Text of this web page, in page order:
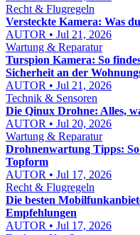
Recht & Flugregeln
Versteckte Kamera: Was
AUTOR • Jul 21, 2026
Wartung & Reparatur
Turspion Kamera: So
Sicherheit an der
AUTOR • Jul 21, 2026
Technik & Sensoren
Die Qinux Drohne: Alles,
AUTOR • Jul 20, 2026
Wartung & Reparatur
Drohnenwartung Tipps:
Topform
AUTOR • Jul 17, 2026
Recht & Flugregeln
Die besten
Empfehlungen
AUTOR • Jul 17, 2026